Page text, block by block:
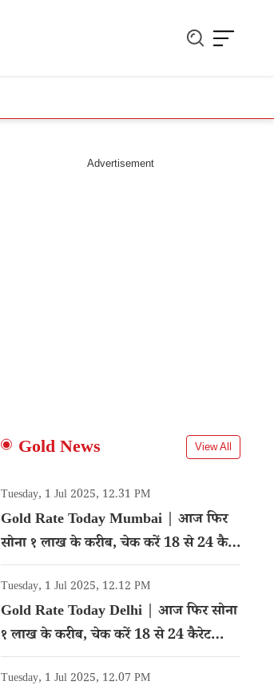
Gold News View All
Tuesday, 1 Jul 2025, 12.31 PM
Gold Rate Today Mumbai | आज फिर
सोना १ लाख के करीब, चेक करें 18 से 24 कैरेट
गोल्ड का रेट
Tuesday, 1 Jul 2025, 12.12 PM
Gold Rate Today Delhi | आज फिर सोना
१ लाख के करीब, चेक करें 18 से 24 कैरेट
गोल्ड का रेट
Tuesday, 1 Jul 2025, 12.07 PM